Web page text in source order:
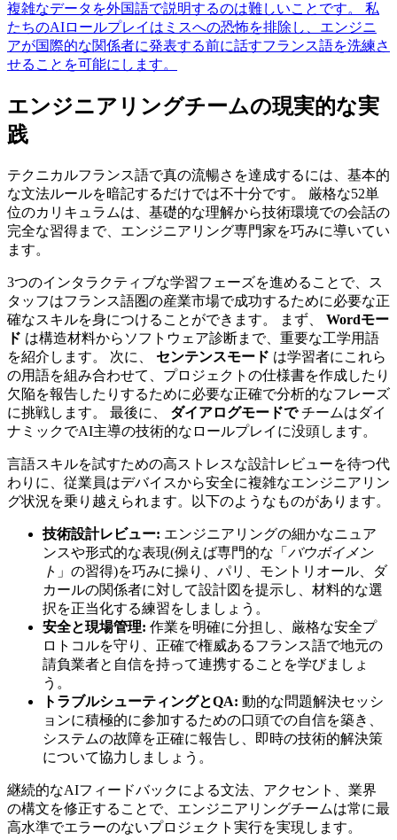
複雑なデータを外国語で説明するのは難しいことです。 私
たちのAIロールプレイはミスへの恐怖を排除し、エンジニ
アが国際的な関係者に発表する前に話すフランス語を洗練さ
せることを可能にします。
エンジニアリングチームの現実的な実
践
テクニカルフランス語で真の流暢さを達成するには、基本的
な文法ルールを暗記するだけでは不十分です。 厳格な52単
位のカリキュラムは、基礎的な理解から技術環境での会話の
完全な習得まで、エンジニアリング専門家を巧みに導いてい
ます。
3つのインタラクティブな学習フェーズを進めることで、ス
タッフはフランス語圏の産業市場で成功するために必要な正
確なスキルを身につけることができます。 まず、 Wordモー
ド は構造材料からソフトウェア診断まで、重要な工学用語
を紹介します。 次に、 センテンスモード は学習者にこれら
の用語を組み合わせて、プロジェクトの仕様書を作成したり
欠陥を報告したりするために必要な正確で分析的なフレーズ
に挑戦します。 最後に、 ダイアログモードでチームはダイ
ナミックでAI主導の技術的なロールプレイに没頭します。
言語スキルを試すための高ストレスな設計レビューを待つ代
わりに、従業員はデバイスから安全に複雑なエンジニアリン
グ状況を乗り越えられます。以下のようなものがあります。
技術設計レビュー: エンジニアリングの細かなニュア
ンスや形式的な表現(例えば専門的な「 バウボイメン
ト 」の習得)を巧みに操り、パリ、モントリオール、ダ
カールの関係者に対して設計図を提示し、材料的な選
択を正当化する練習をしましょう。
安全と現場管理: 作業を明確に分担し、厳格な安全プ
ロトコルを守り、正確で権威あるフランス語で地元の
請負業者と自信を持って連携することを学びましょ
う。
トラブルシューティングとQA: 動的な問題解決セッシ
ョンに積極的に参加するための口頭での自信を築き、
システムの故障を正確に報告し、即時の技術的解決策
について協力しましょう。
継続的なAIフィードバックによる文法、アクセント、業界
の構文を修正することで、エンジニアリングチームは常に最
高水準でエラーのないプロジェクト実行を実現します。